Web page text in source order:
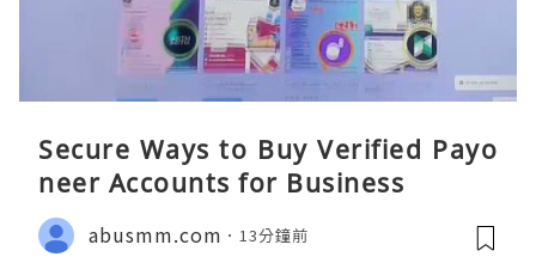
Secure Ways to Buy Verified Payo
neer Accounts for Business
abusmm.com 13分鐘前